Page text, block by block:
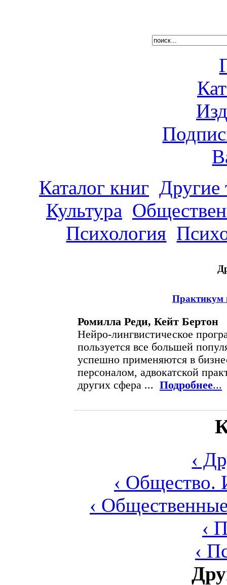
Каталог книг Другие
Культура
Психология
Практикум
Ромилла Реди, Кейт Бертон
Нейро-лингвистическое
пользуется все большей
успешно применяются в
персоналом, адвокатской
других сфера ... Подробнее...
‹
‹ Общество.
‹
‹
‹